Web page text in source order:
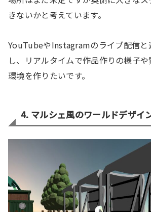
きないかと考えています。
YouTubeやInstagramのライブ配信と
し、リアルタイムで作品作りの様子
環境を作りたいです。
4. マルシェ風のワールドデザイ